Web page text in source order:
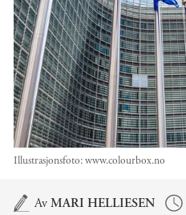
Illustrasjonsfoto: www.colourbox.no
Hovedinnhold
AvMARI HELLIESEN